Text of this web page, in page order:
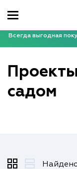
Всегда выгодная
садом